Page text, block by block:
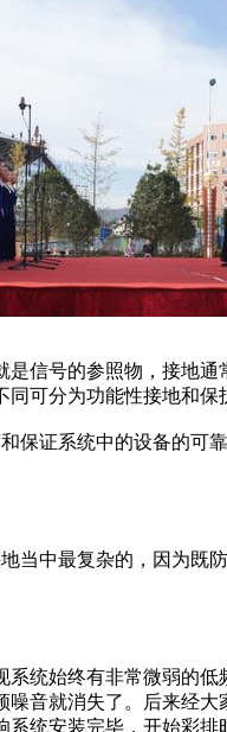
信号的参照物，接地
可分为功能性接地和保
证系统中的设备的可
当中最复杂的，因为
统始终有非常微弱的
音就消失了。后来经
统安装完毕，开始彩